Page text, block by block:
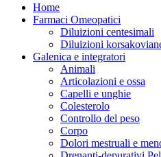
Home
Farmaci Omeopatici
Diluizioni centesimali
Diluizioni
Galenica e integratori
Animali
Articolazioni e ossa
Capelli e unghie
Colesterolo
Controllo del peso
Corpo
Dolori mestruali e